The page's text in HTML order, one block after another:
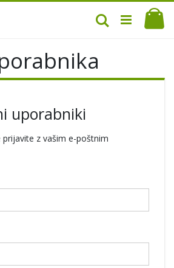
Iskanje
uporabniki
prijavite z vašim e-poštnim